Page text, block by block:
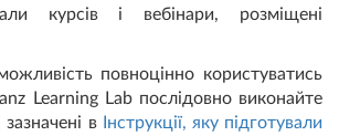
курсів і вебінари, розміщені
повноцінно користуватись
Learning Lab послідовно виконайте
зазначені в
Інструкції, яку підготували